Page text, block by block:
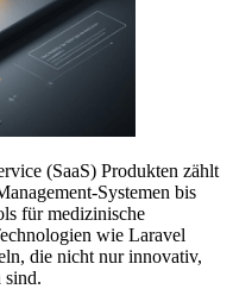
(SaaS) Produkten zählt
Systemen bis
für medizinische
wie Laravel
die nicht nur innovativ,
sind.